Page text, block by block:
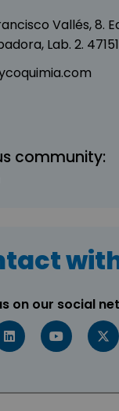
Vallés, 8.
Lab. 2.
community:
on our social